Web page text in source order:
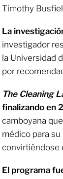
Timothy
La
investigador
la Universidad
por
The Cleaning
finalizando en
camboyana
médico para
convirtiéndose
El programa